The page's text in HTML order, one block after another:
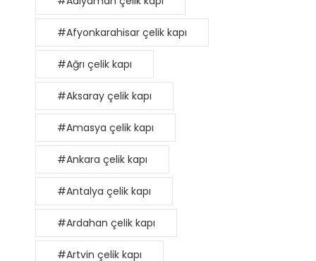
#Afyonkarahisar çelik kapı
#Ağrı çelik kapı
#Aksaray çelik kapı
#Amasya çelik kapı
#Ankara çelik kapı
#Antalya çelik kapı
#Ardahan çelik kapı
#Artvin çelik kapı